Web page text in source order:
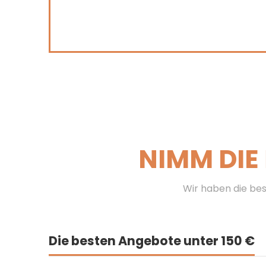
NIMM DIE
Wir haben die
Die besten Angebote unter 150 €